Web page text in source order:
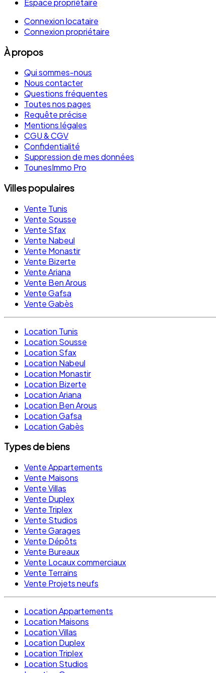
Espace propriétaire
Connexion locataire
Connexion propriétaire
À propos
Qui sommes-nous
Nous contacter
Questions fréquentes
Toutes nos pages
Requête précise
Mentions légales
CGU & CGV
Confidentialité
Suppression de mes données
TounesImmo Pro
Villes populaires
Vente Tunis
Vente Sousse
Vente Sfax
Vente Nabeul
Vente Monastir
Vente Bizerte
Vente Ariana
Vente Ben Arous
Vente Gafsa
Vente Gabès
Location Tunis
Location Sousse
Location Sfax
Location Nabeul
Location Monastir
Location Bizerte
Location Ariana
Location Ben Arous
Location Gafsa
Location Gabès
Types de biens
Vente Appartements
Vente Maisons
Vente Villas
Vente Duplex
Vente Triplex
Vente Studios
Vente Garages
Vente Dépôts
Vente Bureaux
Vente Locaux commerciaux
Vente Terrains
Vente Projets neufs
Location Appartements
Location Maisons
Location Villas
Location Duplex
Location Triplex
Location Studios